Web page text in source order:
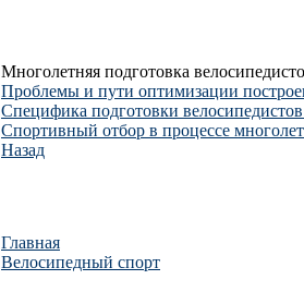
Многолетняя подготовка
Проблемы и пути оптимизации
Специфика подготовки
Спортивный отбор в процессе
Назад
Главная
Велосипедный спорт